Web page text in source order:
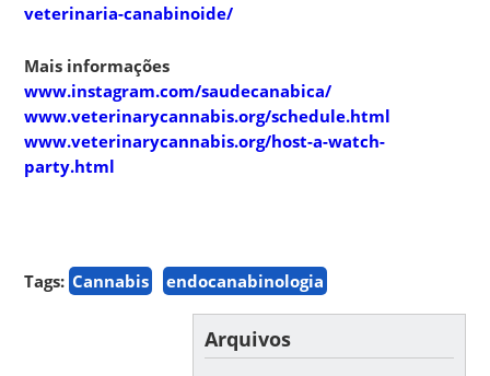
veterinaria-canabinoide/
Mais informações
www.instagram.com/saudecanabica/
www.veterinarycannabis.org/schedule.html
www.veterinarycannabis.org/host-a-watch-
party.html
Tags: Cannabis endocanabinologia
Arquivos